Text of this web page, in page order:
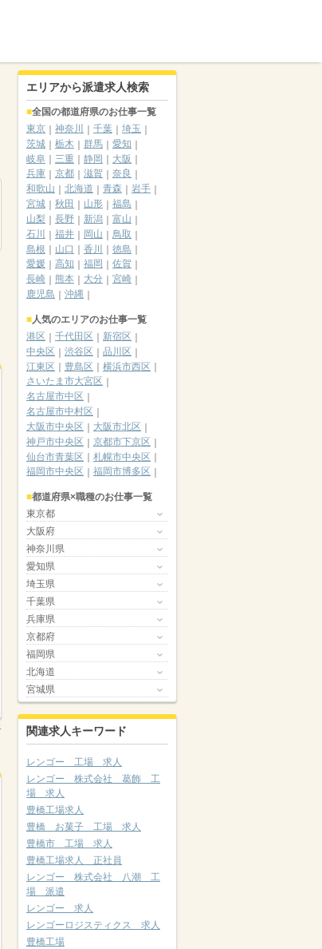
エリアから派遣求人検索
全国の都道府県のお仕事一覧
東京
神奈川 千葉
埼玉
茨城
栃木 群馬
愛知
岐阜
三重 静岡
大阪
兵庫
京都 滋賀
奈良
和歌山
北海道 青森
岩手
宮城
秋田 山形
福島
山梨
長野 新潟
富山
石川
福井 岡山
鳥取
島根
山口 香川
徳島
愛媛
高知 福岡
佐賀
長崎
熊本 大分
宮崎
鹿児島
沖縄
人気のエリアのお仕事一覧
港区
千代田区
新宿区
中央区
渋谷区
品川区
江東区
豊島区
横浜市西区
さいたま市大宮区
名古屋市中区
名古屋市中村区
大阪市中央区
大阪市北区
神戸市中央区
京都市下京区
仙台市青葉区
札幌市中央区
福岡市中央区
福岡市博多区
都道府県×職種のお仕事一覧
東京都
大阪府
神奈川県
愛知県
埼玉県
千葉県
兵庫県
京都府
福岡県
北海道
宮城県
関連求人キーワード
レンゴー 工場 求人
レンゴー 株式会社 葛飾 工
場 求人
豊橋工場求人
豊橋 お菓子 工場 求人
豊橋市 工場 求人
豊橋工場求人 正社員
レンゴー 株式会社 八潮 工
場 派遣
レンゴー 求人
レンゴーロジスティクス 求人
豊橋工場